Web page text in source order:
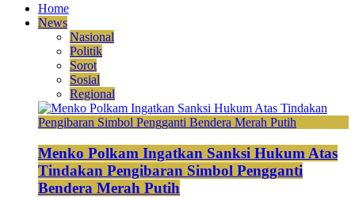
Home
News
Nasional
Politik
Sorot
Sosial
Regional
Menko Polkam Ingatkan Sanksi Hukum Atas
Tindakan Pengibaran Simbol Pengganti
Bendera Merah Putih